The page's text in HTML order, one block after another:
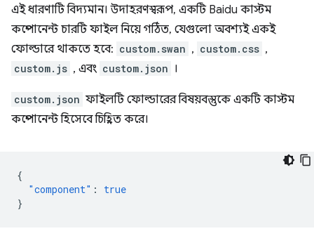
এই ধারণাটি বিদ্যমান। উদাহরণস্বরূপ, একটি Baidu কাস্টম
কম্পোনেন্ট চারটি ফাইল নিয়ে গঠিত, যেগুলো অবশ্যই একই
ফোল্ডারে থাকতে হবে: custom.swan , custom.css ,
custom.js , এবং custom.json ।
custom.json ফাইলটি ফোল্ডারের বিষয়বস্তুকে একটি কাস্টম
কম্পোনেন্ট হিসেবে চিহ্নিত করে।
{
"component" :
true
}